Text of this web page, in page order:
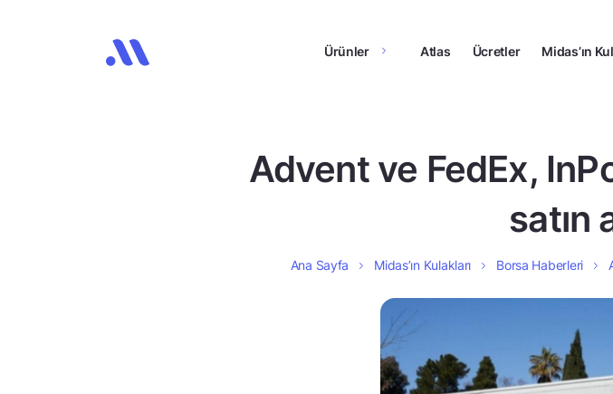
Ürünler Atlas Ücretler Midas’ın
Advent ve FedEx,
satın
Ana Sayfa Midas’ın Kulakları Borsa Haberleri